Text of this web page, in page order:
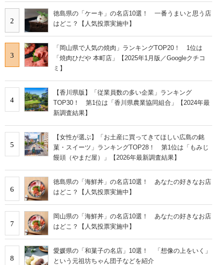
2
徳島県の「ケーキ」の名店10選！ 一番うまいと思う店
はどこ？【人気投票実施中】
3
「岡山県で人気の焼肉」ランキングTOP20！ 1位は
「焼肉ひだや 本町店」【2025年1月版／Googleクチコ
ミ】
4
【香川県版】「従業員数の多い企業」ランキング
TOP30！ 第1位は「香川県農業協同組合」【2024年最
新調査結果】
5
【女性が選ぶ】「お土産に買ってきてほしい広島の銘
菓・スイーツ」ランキングTOP28！ 第1位は「もみじ
饅頭（やまだ屋）」【2026年最新調査結果】
6
徳島県の「海鮮丼」の名店10選！ あなたの好きなお店
はどこ？【人気投票実施中】
7
岡山県の「海鮮丼」の名店10選！ あなたの好きなお店
はどこ？【人気投票実施中】
8
愛媛県の「和菓子の名店」10選！ 「想像の上をいく」
という元祖坊ちゃん団子などを紹介